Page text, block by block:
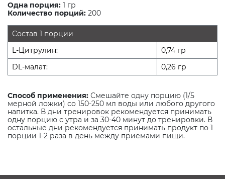
Одна порция: 1 гр
Количество порций: 200
Состав 1 порции
L-Цитрулин:
0,74 гр
DL-малат:
0,26 гр
Способ применения: Смешайте одну порцию (1/5
мерной ложки) со 150-250 мл воды или любого другого
напитка. В дни тренировок рекомендуется принимать
одну порцию с утра и за 30-40 минут до тренировки. В
остальные дни рекомендуется принимать продукт по 1
порции 1-2 раза в день между приемами пищи.